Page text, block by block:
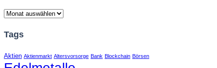
Archiv
Tags
Aktien Aktienmarkt Altersvorsorge Bank Blockchain Börsen